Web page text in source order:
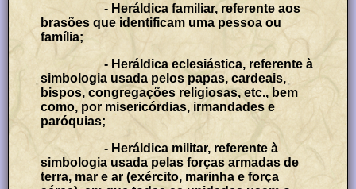
- Heráldica familiar, referente aos
brasões que identificam uma pessoa ou
família;
- Heráldica eclesiástica, referente à
simbologia usada pelos papas, cardeais,
bispos, congregações religiosas, etc., bem
como, por misericórdias, irmandades e
paróquias;
- Heráldica militar, referente à
simbologia usada pelas forças armadas de
terra, mar e ar (exército, marinha e força